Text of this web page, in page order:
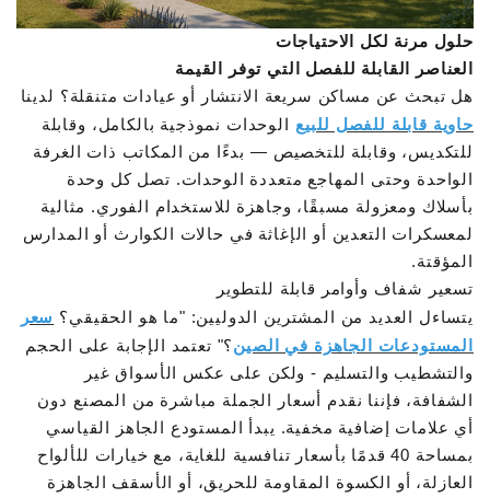
حلول مرنة لكل الاحتياجات
العناصر القابلة للفصل التي توفر القيمة
هل تبحث عن مساكن سريعة الانتشار أو عيادات متنقلة؟ لدينا
حاوية قابلة للفصل للبيع الوحدات نموذجية بالكامل، وقابلة
للتكديس، وقابلة للتخصيص — بدءًا من المكاتب ذات الغرفة
الواحدة وحتى المهاجع متعددة الوحدات. تصل كل وحدة
بأسلاك ومعزولة مسبقًا، وجاهزة للاستخدام الفوري. مثالية
لمعسكرات التعدين أو الإغاثة في حالات الكوارث أو المدارس
المؤقتة.
تسعير شفاف وأوامر قابلة للتطوير
يتساءل العديد من المشترين الدوليين: "ما هو الحقيقي؟ سعر
المستودعات الجاهزة في الصين؟" تعتمد الإجابة على الحجم
والتشطيب والتسليم - ولكن على عكس الأسواق غير
الشفافة، فإننا نقدم أسعار الجملة مباشرة من المصنع دون
أي علامات إضافية مخفية. يبدأ المستودع الجاهز القياسي
بمساحة 40 قدمًا بأسعار تنافسية للغاية، مع خيارات للألواح
العازلة، أو الكسوة المقاومة للحريق، أو الأسقف الجاهزة